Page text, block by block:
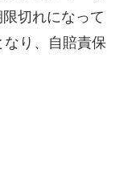
切れになって
り、自賠責保